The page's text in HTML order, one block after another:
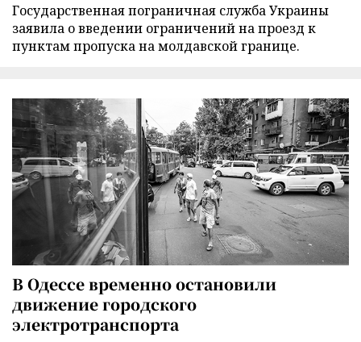
Государственная пограничная служба Украины
заявила о введении ограничений на проезд к
пунктам пропуска на молдавской границе.
В Одессе временно остановили
движение городского
электротранспорта